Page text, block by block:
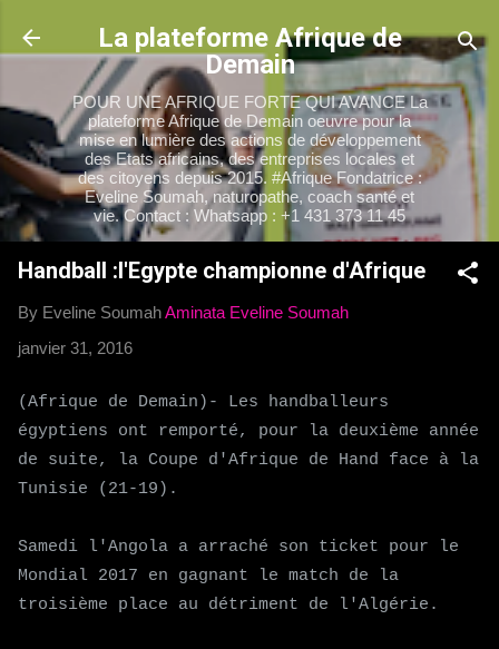
Accéder au contenu principal
La plateforme Afrique de
Demain
POUR UNE AFRIQUE FORTE QUI AVANCE La
plateforme Afrique de Demain oeuvre pour la
mise en lumière des actions de développement
des Etats africains, des entreprises locales et
des citoyens depuis 2015. #Afrique Fondatrice :
Eveline Soumah, naturopathe, coach santé et
vie. Contact : Whatsapp : +1 431 373 11 45
Handball :l'Egypte championne d'Afrique
By Eveline SoumahAminata Eveline Soumah
janvier 31, 2016
(Afrique de Demain)- Les handballeurs
égyptiens ont remporté, pour la deuxième année
de suite, la Coupe d'Afrique de Hand face à la
Tunisie (21-19).
Samedi l'Angola a arraché son ticket pour le
Mondial 2017 en gagnant le match de la
troisième place au détriment de l'Algérie.